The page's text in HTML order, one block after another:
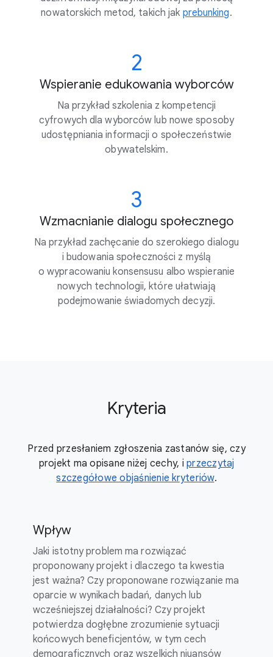
nowatorskich metod, takich jak prebunking.
2
Wspieranie edukowania wyborców
Na przykład szkolenia z kompetencji
cyfrowych dla wyborców lub nowe sposoby
udostępniania informacji o społeczeństwie
obywatelskim.
3
Wzmacnianie dialogu społecznego
Na przykład zachęcanie do szerokiego dialogu
i budowania społeczności z myślą
o wypracowaniu konsensusu albo wspieranie
nowych technologii, które ułatwiają
podejmowanie świadomych decyzji.
Kryteria
Przed przesłaniem zgłoszenia zastanów się, czy
projekt ma opisane niżej cechy, i przeczytaj
szczegółowe objaśnienie kryteriów.
Wpływ
Jaki istotny problem ma rozwiązać
proponowany projekt i dlaczego ta kwestia
jest ważna? Czy proponowane rozwiązanie ma
oparcie w wynikach badań, danych lub
wcześniejszej działalności? Czy projekt
potwierdza dogłębne zrozumienie sytuacji
końcowych beneficjentów, w tym cech
demograficznych oraz wszelkich niuansów